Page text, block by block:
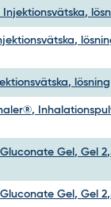
Gel, Gel
Gel, Gel